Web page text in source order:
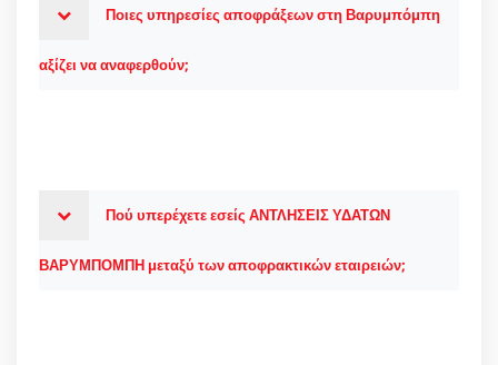
Ποιες υπηρεσίες αποφράξεων στη Βαρυμπόμπη
αξίζει να αναφερθούν;
Πού υπερέχετε εσείς ΑΝΤΛΗΣΕΙΣ ΥΔΑΤΩΝ
ΒΑΡΥΜΠΟΜΠΗ μεταξύ των αποφρακτικών εταιρειών;